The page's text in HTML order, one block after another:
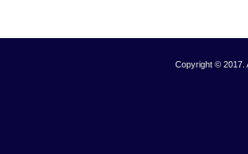
Copyright © 2017.